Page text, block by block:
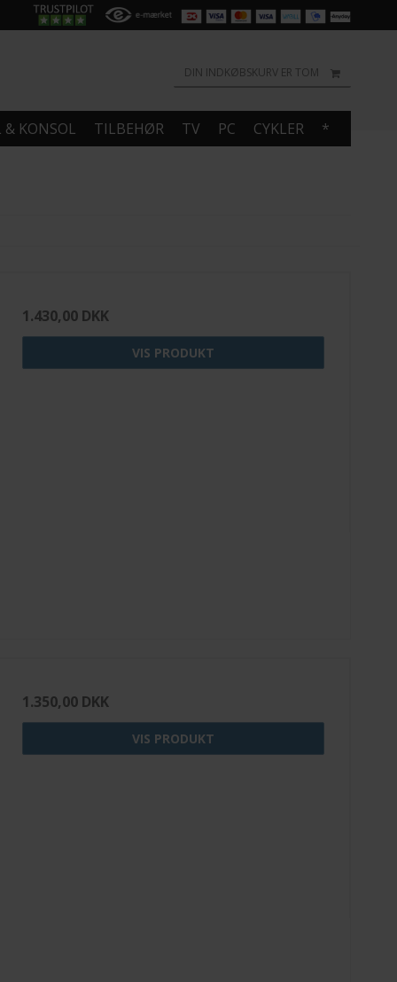
DIN INDKØBSKURV ER TOM
& KONSOL TILBEHØR TV PC CYKLER *
1.430,00 DKK
VIS PRODUKT
1.350,00 DKK
VIS PRODUKT